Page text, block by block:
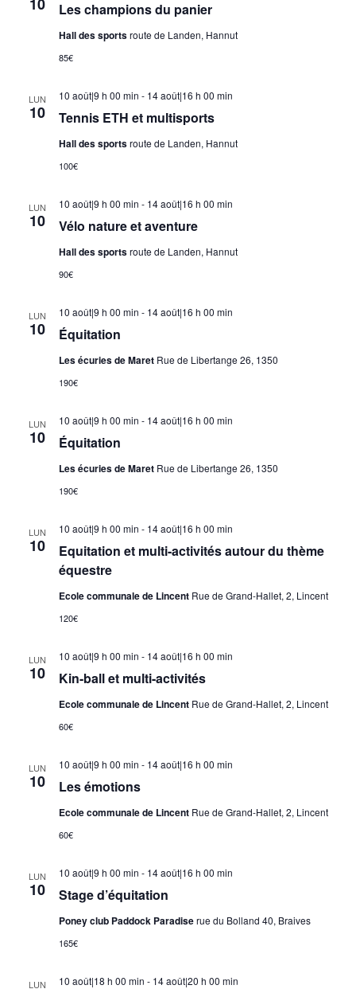
Les champions du panier
Hall des sportsroute de Landen, Hannut
85€
LUN
10 Tennis ETH et multisports
10 août|9 h 00 min - 14 août|16 h 00 min
Hall des sportsroute de Landen, Hannut
100€
LUN
10 Vélo nature et aventure
10 août|9 h 00 min - 14 août|16 h 00 min
Hall des sportsroute de Landen, Hannut
90€
LUN
10 Équitation
10 août|9 h 00 min - 14 août|16 h 00 min
Les écuries de Maret Rue de Libertange 26, 1350
190€
LUN
10 Équitation
10 août|9 h 00 min - 14 août|16 h 00 min
Les écuries de Maret Rue de Libertange 26, 1350
190€
LUN
10
Equitation et multi-activités autour du thème
équestre
10 août|9 h 00 min - 14 août|16 h 00 min
Ecole communale de Lincent Rue de Grand-Hallet, 2, Lincent
120€
LUN
10 Kin-ball et multi-activités
10 août|9 h 00 min - 14 août|16 h 00 min
Ecole communale de Lincent Rue de Grand-Hallet, 2, Lincent
60€
LUN
10 Les émotions
10 août|9 h 00 min - 14 août|16 h 00 min
Ecole communale de Lincent Rue de Grand-Hallet, 2, Lincent
60€
LUN
10 Stage d’équitation
10 août|9 h 00 min - 14 août|16 h 00 min
Poney club Paddock Paradiserue du Bolland 40, Braives
165€
LUN 10 août|18 h 00 min - 14 août|20 h 00 min